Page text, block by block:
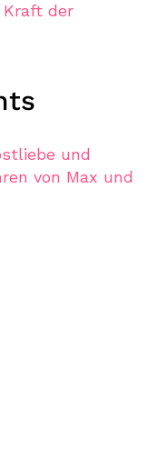
Kraft der
und
von Max und